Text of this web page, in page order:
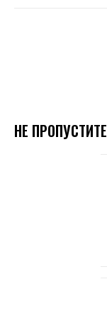
НЕ ПРОПУСТИТЕ